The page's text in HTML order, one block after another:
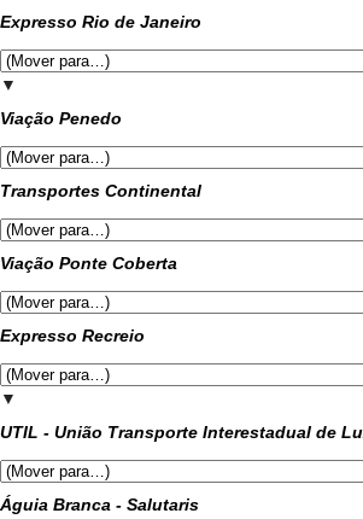
Expresso Rio de Janeiro
▼
Viação Penedo
Transportes Continental
Viação Ponte Coberta
Expresso Recreio
▼
UTIL - União Transporte Interestadual de
Águia Branca - Salutaris